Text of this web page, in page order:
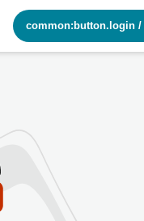
common:button.login /